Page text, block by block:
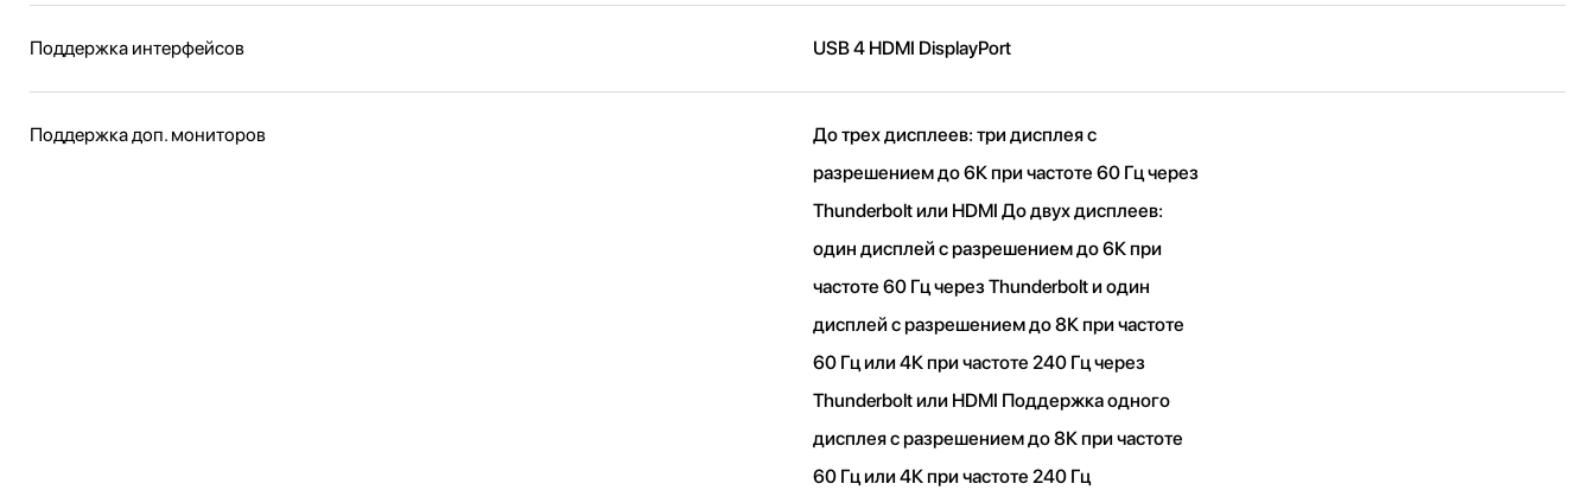
Поддержка интерфейсов USB 4 HDMI DisplayPort
Поддержка доп. мониторов
До трех дисплеев: три дисплея с
разрешением до 6К при частоте 60 Гц через
Thunderbolt или HDMI До двух дисплеев:
один дисплей с разрешением до 6К при
частоте 60 Гц через Thunderbolt и один
дисплей с разрешением до 8К при частоте
60 Гц или 4К при частоте 240 Гц через
Thunderbolt или HDMI Поддержка одного
дисплея с разрешением до 8К при частоте
60 Гц или 4К при частоте 240 Гц